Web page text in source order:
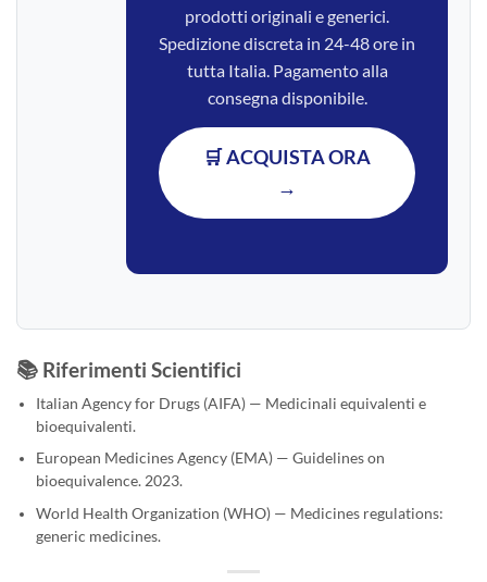
prodotti originali e generici.
Spedizione discreta in 24-48 ore in
tutta Italia. Pagamento alla
consegna disponibile.
🛒 ACQUISTA ORA
→
📚 Riferimenti Scientifici
Italian Agency for Drugs (AIFA) — Medicinali equivalenti e
bioequivalenti.
European Medicines Agency (EMA) — Guidelines on
bioequivalence. 2023.
World Health Organization (WHO) — Medicines regulations:
generic medicines.